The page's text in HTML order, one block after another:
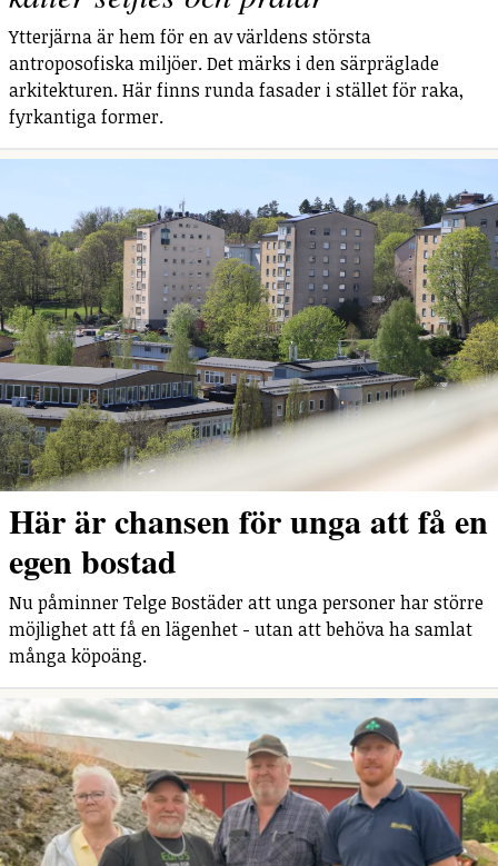
Ytterjärna är hem för en av världens största
antroposofiska miljöer. Det märks i den särpräglade
arkitekturen. Här finns runda fasader i stället för raka,
fyrkantiga former.
Här är chansen för unga att få en
egen bostad
Nu påminner Telge Bostäder att unga personer har större
möjlighet att få en lägenhet - utan att behöva ha samlat
många köpoäng.